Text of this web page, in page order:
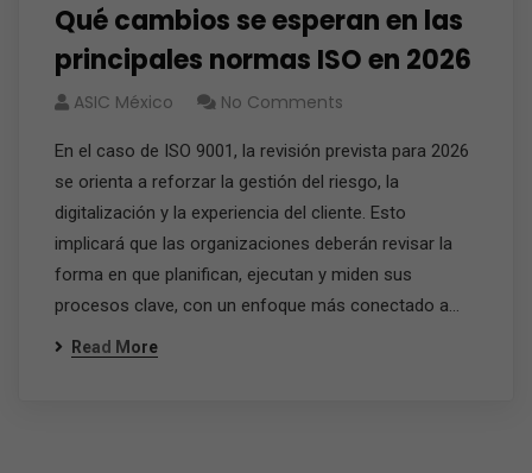
Qué cambios se esperan en las
principales normas ISO en 2026
ASIC México No Comments
En el caso de ISO 9001, la revisión prevista para 2026
se orienta a reforzar la gestión del riesgo, la
digitalización y la experiencia del cliente. Esto
implicará que las organizaciones deberán revisar la
forma en que planifican, ejecutan y miden sus
procesos clave, con un enfoque más conectado a…
Read More